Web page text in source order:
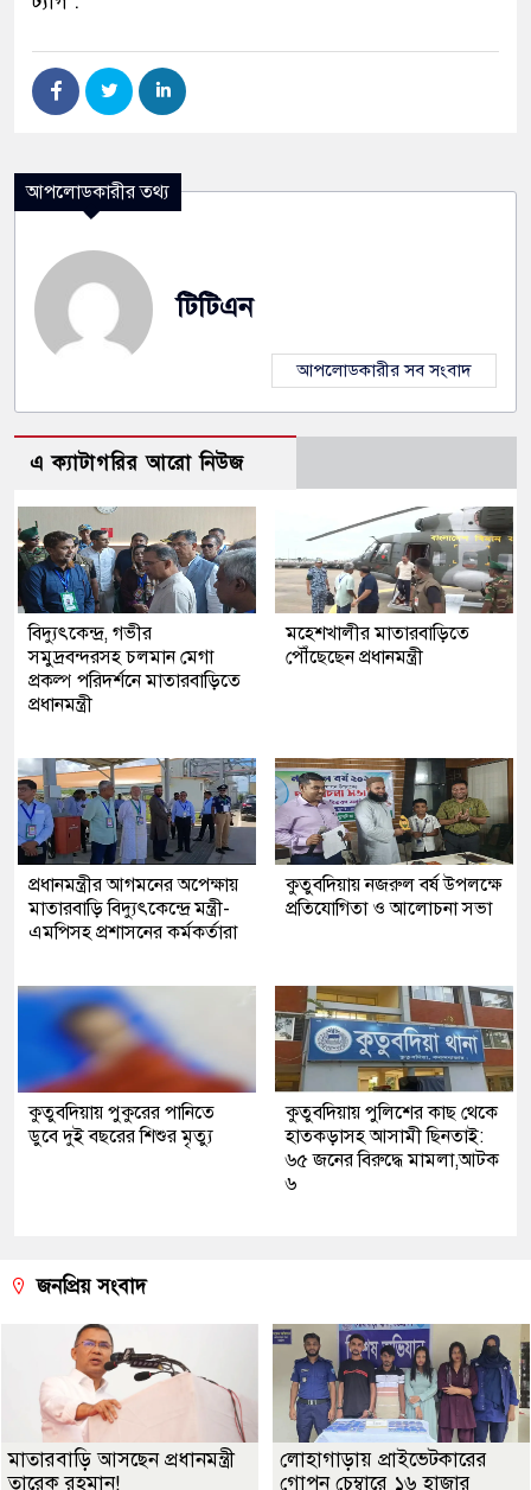
আপলোডকারীর তথ্য
টিটিএন
আপলোডকারীর সব সংবাদ
এ ক্যাটাগরির আরো নিউজ
বিদ্যুৎকেন্দ্র, গভীর
সমুদ্রবন্দরসহ চলমান মেগা
প্রকল্প পরিদর্শনে মাতারবাড়িতে
প্রধানমন্ত্রী
মহেশখালীর মাতারবাড়িতে
পৌঁছেছেন প্রধানমন্ত্রী
প্রধানমন্ত্রীর আগমনের অপেক্ষায়
মাতারবাড়ি বিদ্যুৎকেন্দ্রে মন্ত্রী-
এমপিসহ প্রশাসনের কর্মকর্তারা
কুতুবদিয়ায় নজরুল বর্ষ উপলক্ষে
প্রতিযোগিতা ও আলোচনা সভা
কুতুবদিয়ায় পুকুরের পানিতে
ডুবে দুই বছরের শিশুর মৃত্যু
কুতুবদিয়ায় পুলিশের কাছ থেকে
হাতকড়াসহ আসামী ছিনতাই:
৬৫ জনের বিরুদ্ধে মামলা,আটক
৬
জনপ্রিয় সংবাদ
মাতারবাড়ি আসছেন প্রধানমন্ত্রী
তারেক রহমান!
লোহাগাড়ায় প্রাইভেটকারের
গোপন চেম্বারে ১৬ হাজার